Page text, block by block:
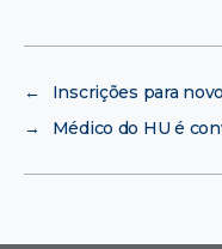
←
Inscrições para
→
Médico do HU é